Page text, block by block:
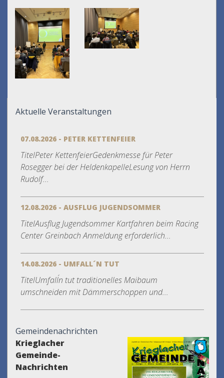
Aktuelle Veranstaltungen
07.08.2026 - PETER KETTENFEIER
TitelPeter KettenfeierGedenkmesse für Peter
Rosegger bei der HeldenkapelleLesung von Herrn
Rudolf...
12.08.2026 - AUSFLUG JUGENDSOMMER
TitelAusflug Jugendsommer Kartfahren beim Racing
Center Greinbach Anmeldung erforderlich...
14.08.2026 - UMFALL´N TUT
TitelUmfall´n tut traditionelles Maibaum
umschneiden mit Dämmerschoppen und...
Gemeindenachrichten
Krieglacher
Gemeinde-
Nachrichten